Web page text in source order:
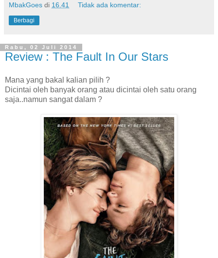
MbakGoes di 16.41 Tidak ada komentar:
Berbagi
Rabu, 02 Juli 2014
Review : The Fault In Our Stars
Mana yang bakal kalian pilih ?
Dicintai oleh banyak orang atau dicintai oleh satu orang
saja..namun sangat dalam ?